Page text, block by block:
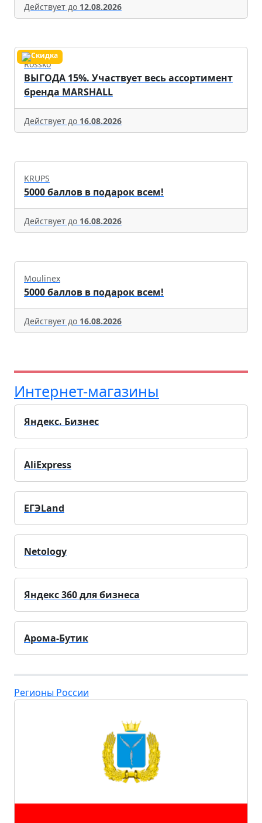
Действует до 12.08.2026
Rossko
ВЫГОДА 15%. Участвует весь ассортимент
бренда MARSHALL
Действует до 16.08.2026
KRUPS
5000 баллов в подарок всем!
Действует до 16.08.2026
Moulinex
5000 баллов в подарок всем!
Действует до 16.08.2026
Интернет-магазины
Яндекс. Бизнес
AliExpress
ЕГЭLand
Netology
Яндекс 360 для бизнеса
Арома-Бутик
Регионы России